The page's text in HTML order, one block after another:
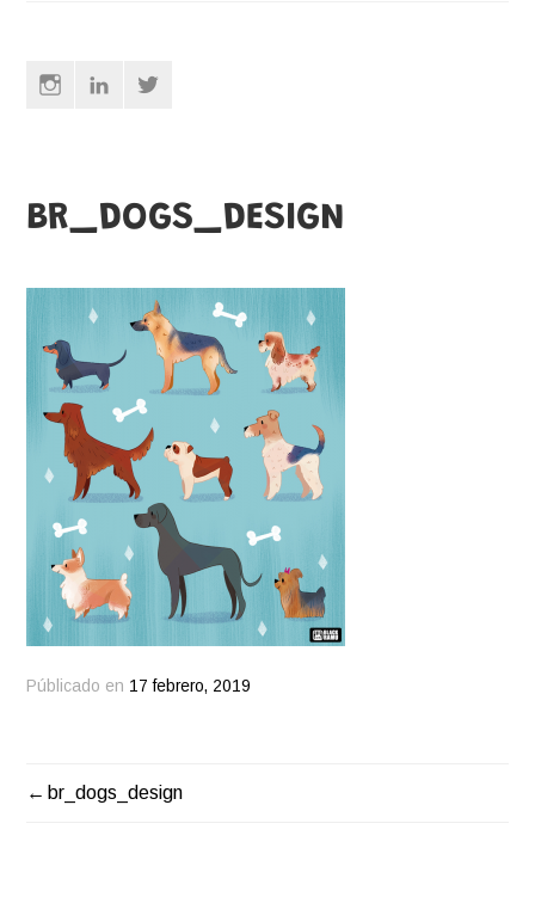
InstagramLinkedin
BR_DOGS_DESIGN
Públicado en 17 febrero, 2019
NAVEGACIÓN
br_dogs_design